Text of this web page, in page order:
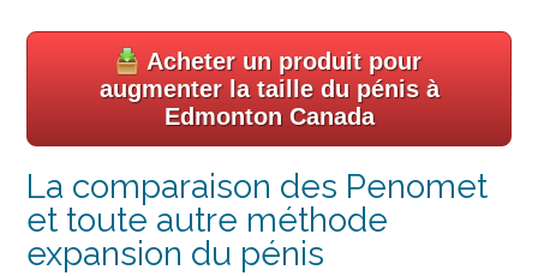
Acheter un produit pour
augmenter la taille du pénis à
Edmonton Canada
La comparaison des Penomet
et toute autre méthode
expansion du pénis